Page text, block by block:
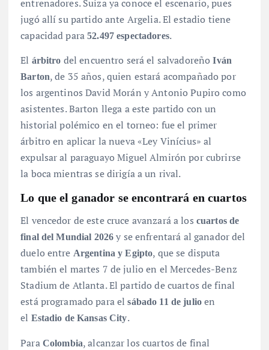
entrenadores. Suiza ya conoce el escenario, pues
jugó allí su partido ante Argelia. El estadio tiene
capacidad para52.497 espectadores.
El árbitro del encuentro será el salvadoreñoIván
Barton, de 35 años, quien estará acompañado por
los argentinos David Morán y Antonio Pupiro como
asistentes. Barton llega a este partido con un
historial polémico en el torneo: fue el primer
árbitro en aplicar la nueva «Ley Vinícius» al
expulsar al paraguayo Miguel Almirón por cubrirse
la boca mientras se dirigía a un rival.
Lo que el ganador se encontrará en cuartos
El vencedor de este cruce avanzará a los cuartos de
final del Mundial 2026 y se enfrentará al ganador del
duelo entre Argentina y Egipto, que se disputa
también el martes 7 de julio en el Mercedes-Benz
Stadium de Atlanta. El partido de cuartos de final
está programado para elsábado 11 de julio en
el Estadio de Kansas City.
Para Colombia, alcanzar los cuartos de final